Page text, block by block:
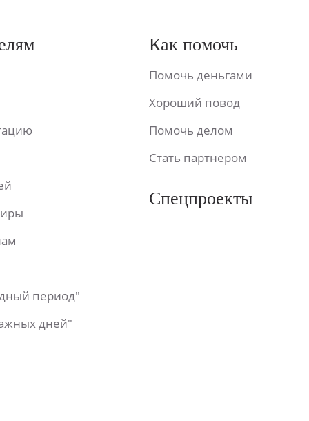
период"
дней"
Как помочь
Помочь деньгами
Хороший повод
Помочь делом
Стать партнером
Спецпроекты